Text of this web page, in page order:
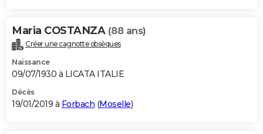
Maria COSTANZA (88 ans)
Créer une cagnotte obsèques
Naissance
09/07/1930 à LICATA ITALIE
Décès
19/01/2019 à Forbach (Moselle)